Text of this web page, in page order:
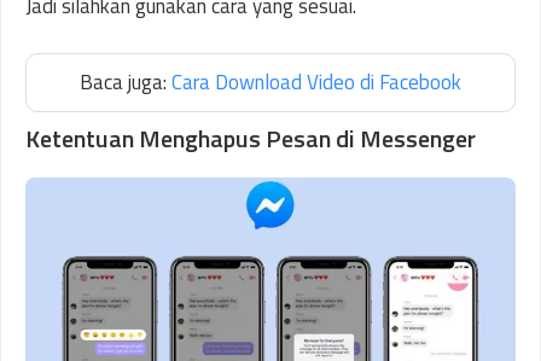
Baca juga:Cara Download Video di Facebook
Ketentuan Menghapus Pesan di Messenger